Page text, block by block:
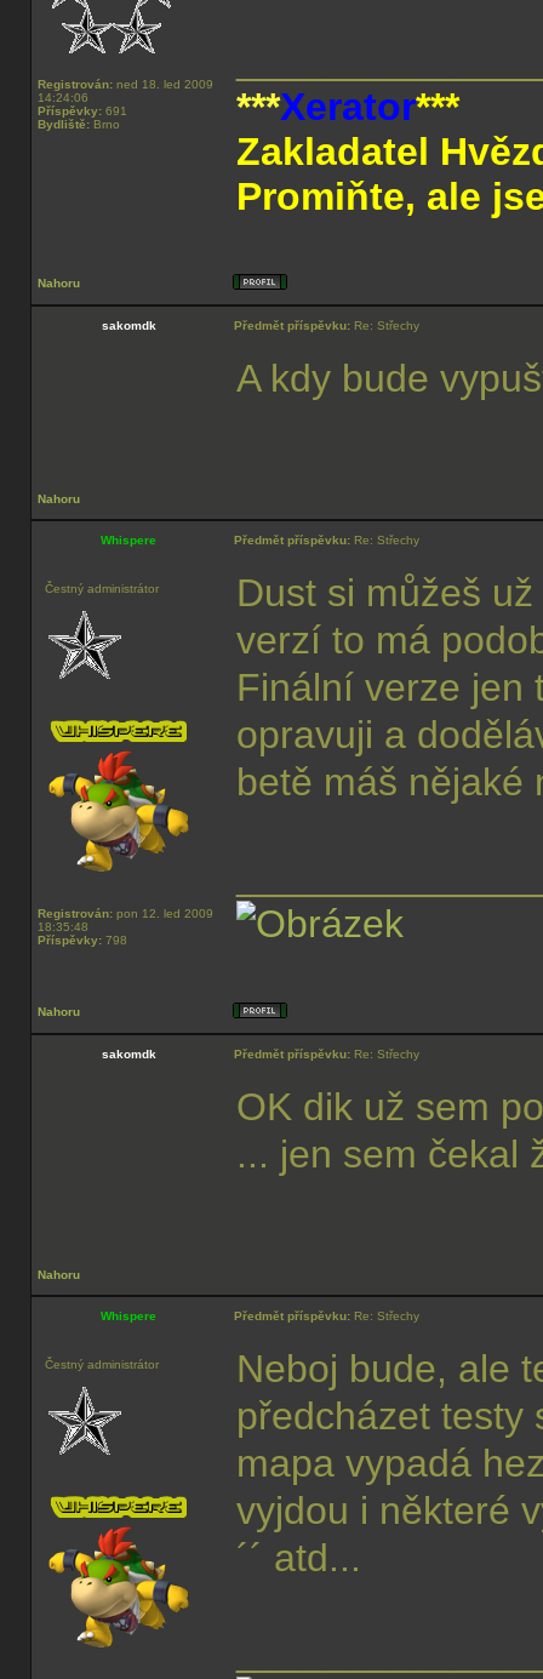
Registrován: ned 18. led 2009
14:24:06
Příspěvky: 691
Bydliště: Brno
***Xerator***
Zakladatel
Promiňte, ale
Nahoru
sakomdk Předmět příspěvku: Re: Střechy
A kdy bude
Nahoru
Whispere Předmět příspěvku: Re: Střechy
Čestný administrátor
Registrován: pon 12. led 2009
18:35:48
Příspěvky: 798
Dust si můžeš
verzí to má
Finální verze jen
opravuji a
betě máš
Nahoru
sakomdk Předmět příspěvku: Re: Střechy
OK dik už sem
... jen sem čekal
Nahoru
Whispere Předmět příspěvku: Re: Střechy
Čestný administrátor
Neboj bude, ale
předcházet testy
mapa vypadá
vyjdou i některé
´´ atd...